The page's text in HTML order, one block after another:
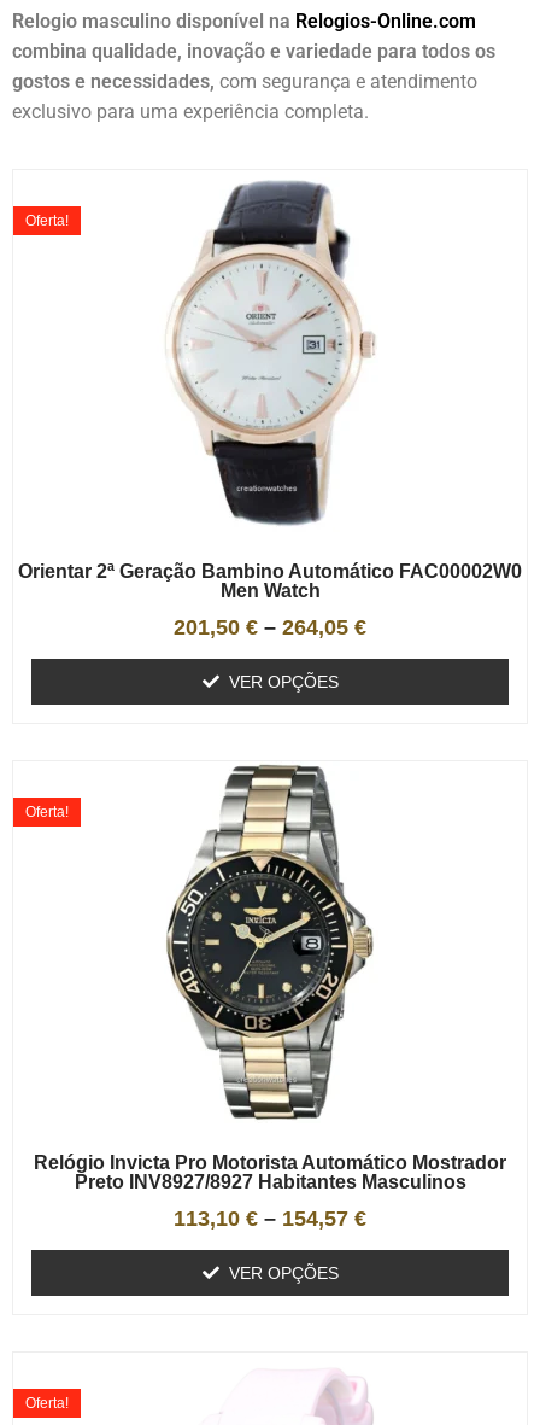
Relogio masculino disponível na Relogios-Online.com
combina qualidade, inovação e variedade para todos os
gostos e necessidades, com segurança e atendimento
exclusivo para uma experiência completa.
Orientar 2ª Geração Bambino Automático FAC00002W0
Men Watch
Oferta!
201,50 € – 264,05 €
VER OPÇÕES
Relógio Invicta Pro Motorista Automático Mostrador
Preto INV8927/8927 Habitantes Masculinos
Oferta!
113,10 € – 154,57 €
VER OPÇÕES
Oferta!